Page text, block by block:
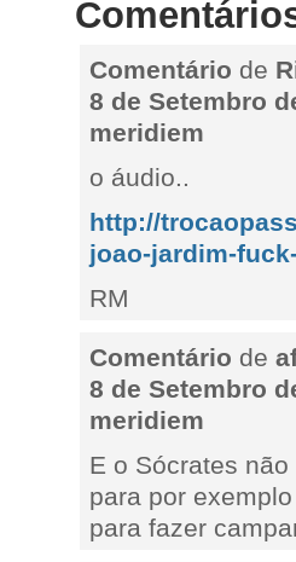
Comentário de
8 de Setembro
meridiem
o áudio..
http://
joao-jardim-
RM
Comentário de
8 de Setembro
meridiem
E o Sócrates
para por
para fazer